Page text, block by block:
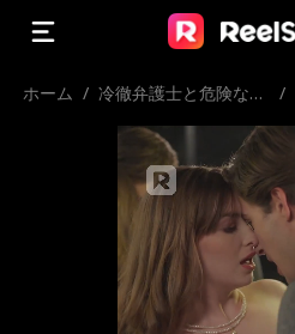
ホーム / 冷徹弁護士と危険な愛
/